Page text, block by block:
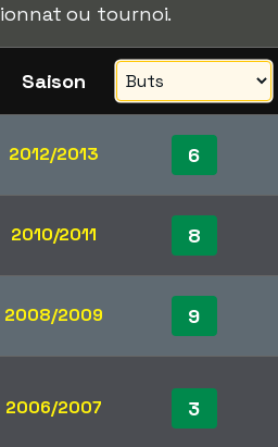
ou tournoi.
Saison
2012/2013 6
2010/2011 8
2008/2009 9
2006/2007 3